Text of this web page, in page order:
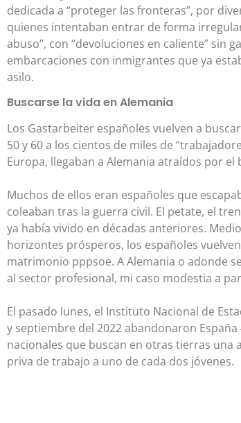
dedicada a “proteger las fronteras”, por
quienes intentaban entrar de forma
abuso”, con “devoluciones en caliente” sin
embarcaciones con inmigrantes que ya
asilo.
Buscarse la vida en Alemania
Los Gastarbeiter españoles vuelven a
50 y 60 a los cientos de miles de
Europa, llegaban a Alemania atraídos por
Muchos de ellos eran españoles que
coleaban tras la guerra civil. El petate, el
ya había vivido en décadas anteriores.
horizontes prósperos, los españoles
matrimonio pppsoe. A Alemania o adonde
al sector profesional, mi caso modestia a
El pasado lunes, el Instituto Nacional de
y septiembre del 2022 abandonaron
nacionales que buscan en otras tierras una
priva de trabajo a uno de cada dos jóvenes.